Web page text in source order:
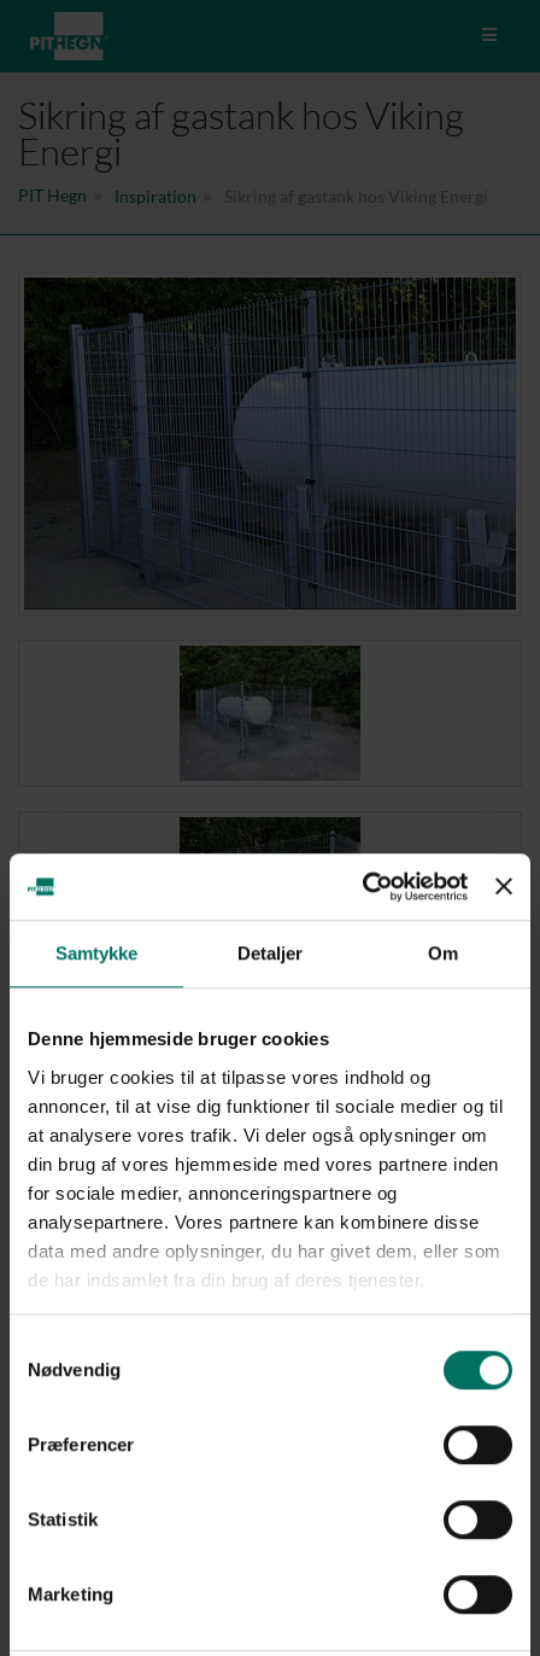
Samtykke Detaljer Om
Denne hjemmeside bruger cookies
Vi bruger cookies til at tilpasse vores indhold og
annoncer, til at vise dig funktioner til sociale medier og til
at analysere vores trafik. Vi deler også oplysninger om
din brug af vores hjemmeside med vores partnere inden
for sociale medier, annonceringspartnere og
analysepartnere. Vores partnere kan kombinere disse
data med andre oplysninger, du har givet dem, eller som
de har indsamlet fra din brug af deres tjenester.
Nødvendig
Præferencer
Statistik
Marketing
Toggle
Sikring af gastank hos Viking
Energi
PIT Hegn Inspiration
Sikkerheden i top med
gitterhegn og hængelås
Vi har her været på en lidt anderledes og spændende opgave. Viking
Galvaniseret gitterhegn med masker
Gastank låge med kæde til hængelås
PIT Hegns bedste anbefaling til denne